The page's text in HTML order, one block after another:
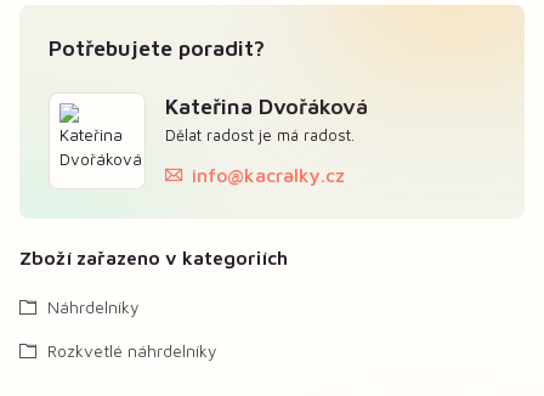
Potřebujete poradit?
Kateřina Dvořáková
Dělat radost je má radost.
info@kacralky.cz
Zboží zařazeno v kategoriích
Náhrdelníky
Rozkvetlé náhrdelníky